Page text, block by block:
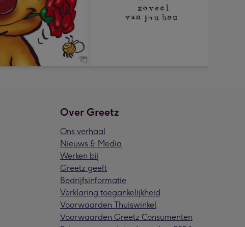
Over Greetz
Ons verhaal
Nieuws & Media
Werken bij
Greetz geeft
Bedrijfsinformatie
Verklaring toegankelijkheid
Voorwaarden Thuiswinkel
Voorwaarden Greetz Consumenten